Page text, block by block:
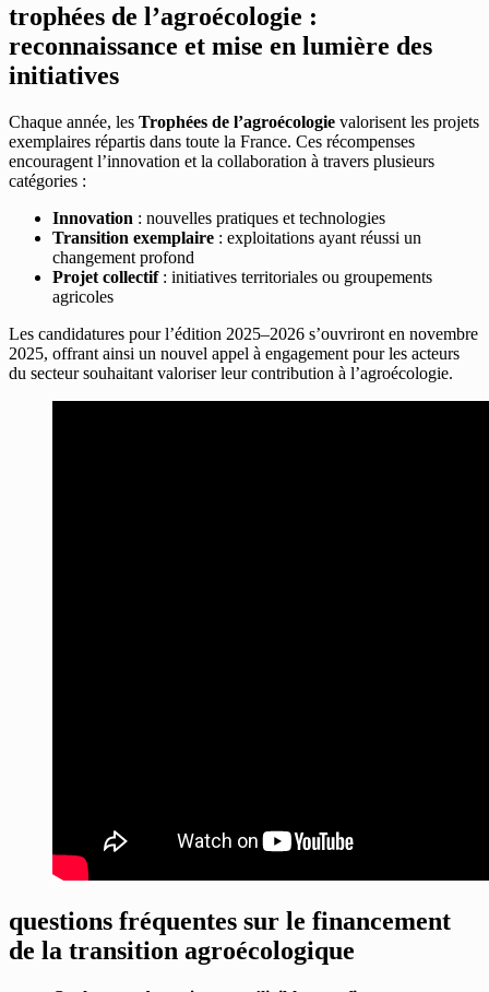
trophées de l’agroécologie :
reconnaissance et mise en lumière des
initiatives
Chaque année, les Trophées de l’agroécologie valorisent les projets
exemplaires répartis dans toute la France. Ces récompenses
encouragent l’innovation et la collaboration à travers plusieurs
catégories :
Innovation : nouvelles pratiques et technologies
Transition exemplaire : exploitations ayant réussi un
changement profond
Projet collectif: initiatives territoriales ou groupements
agricoles
Les candidatures pour l’édition 2025–2026 s’ouvriront en novembre
2025, offrant ainsi un nouvel appel à engagement pour les acteurs
du secteur souhaitant valoriser leur contribution à l’agroécologie.
questions fréquentes sur le financement
de la transition agroécologique